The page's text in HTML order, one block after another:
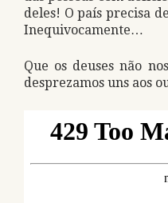
deles! O país precisa
Inequivocamente…
Que os deuses não
desprezamos uns aos